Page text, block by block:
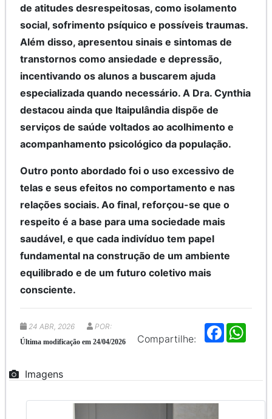
de atitudes desrespeitosas, como isolamento
social, sofrimento psíquico e possíveis traumas.
Além disso, apresentou sinais e sintomas de
transtornos como ansiedade e depressão,
incentivando os alunos a buscarem ajuda
especializada quando necessário. A Dra. Cynthia
destacou ainda que Itaipulândia dispõe de
serviços de saúde voltados ao acolhimento e
acompanhamento psicológico da população.
Outro ponto abordado foi o uso excessivo de
telas e seus efeitos no comportamento e nas
relações sociais. Ao final, reforçou-se que o
respeito é a base para uma sociedade mais
saudável, e que cada indivíduo tem papel
fundamental na construção de um ambiente
equilibrado e de um futuro coletivo mais
consciente.
Compartilhe:
F
a
24 ABR, 2026 POR:
Última modificação em 24/04/2026
Imagens